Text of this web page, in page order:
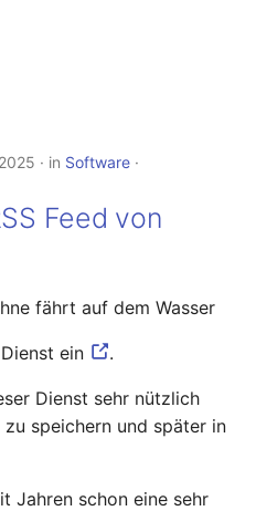
in Software
Feed von
ein .
Dienst sehr nützlich
speichern und später in
Jahren schon eine sehr